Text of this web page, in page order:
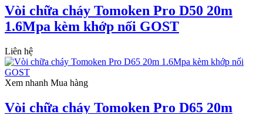
Vòi chữa cháy Tomoken Pro D50 20m
1.6Mpa kèm khớp nối GOST
Liên hệ
Xem nhanh Mua hàng
Vòi chữa cháy Tomoken Pro D65 20m